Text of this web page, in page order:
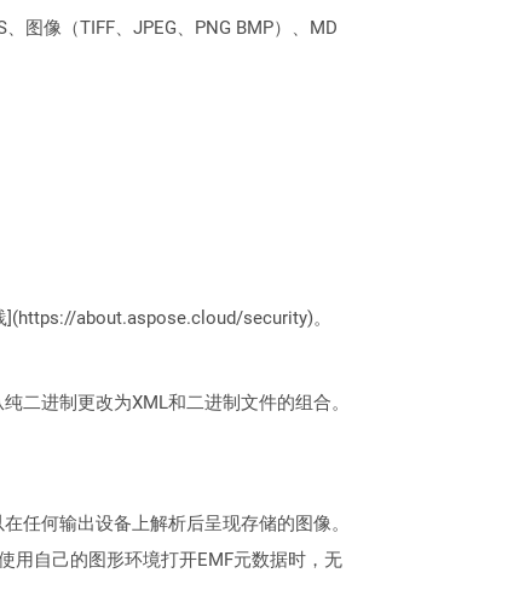
图像（TIFF、JPEG、PNG BMP）、MD
about.aspose.cloud/security)。
二进制更改为XML和二进制文件的组合。
任何输出设备上解析后呈现存储的图像。
用自己的图形环境打开EMF元数据时，无